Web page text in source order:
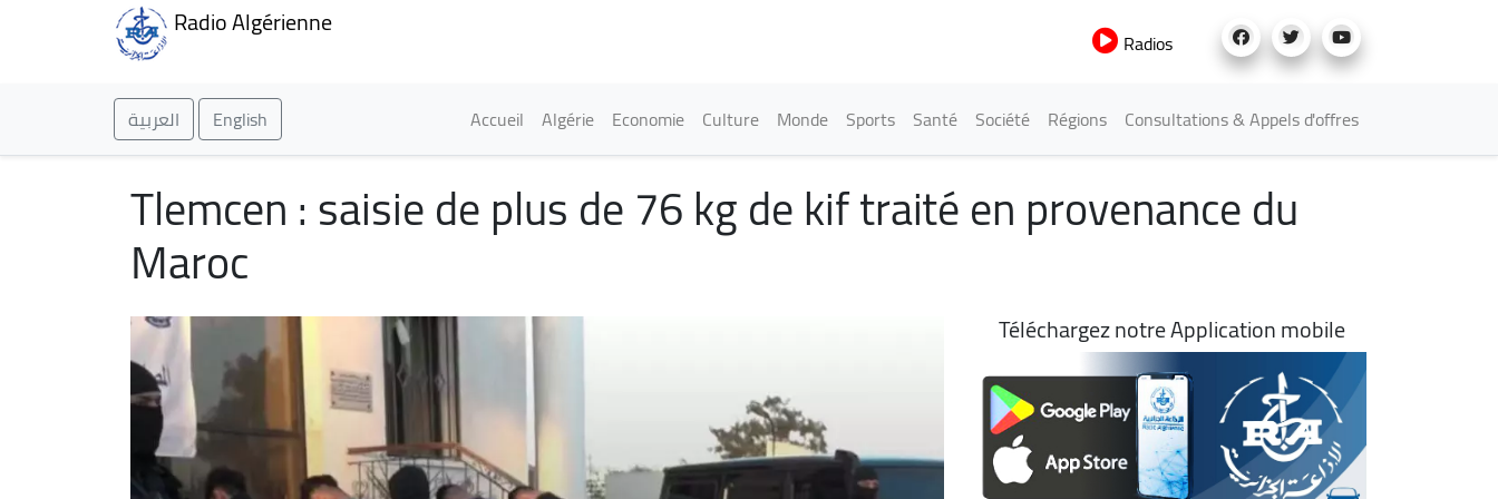
Radio Algérienne
Radios
العربية English Main navigation
Accueil Algérie Economie Culture Monde Sports Santé Société Régions Consultations & Appels d'offres
Tlemcen : saisie de plus de 76 kg de kif traité en provenance du
Maroc
Téléchargez notre Application mobile